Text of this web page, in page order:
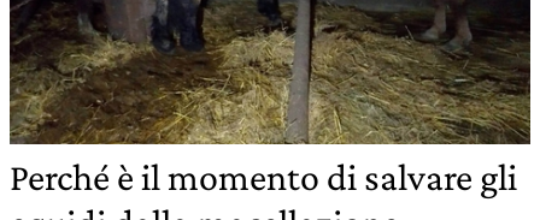
Perché è il momento di salvare gli